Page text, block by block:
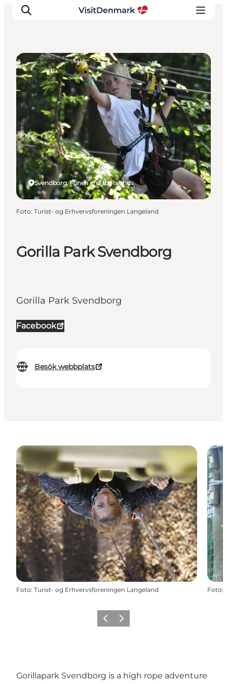
Inspiration
Resmål
Aktiviteter
Övernatta
Planera resan
Gorilla Park Svendborg
Gorilla Park Svendborg
Facebook
Besök webbplats
Svendborg, Funen and the Islands
Sport and Activities
Foto: Turist- og Erhvervsforeningen Langeland
Foto: Turist- og Erhvervsforeningen Langeland Foto:
Föregående
Nästa
Gorillapark Svendborg is a high rope adventure